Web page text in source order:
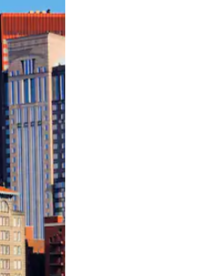
できます。